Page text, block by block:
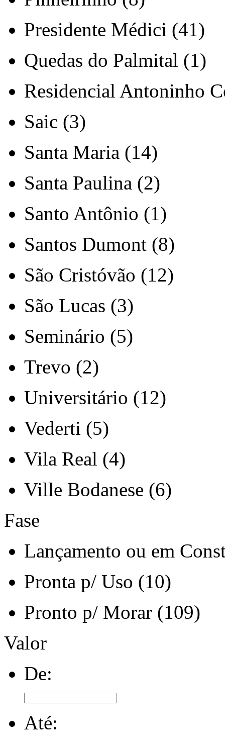
Presidente Médici (41)
Quedas do Palmital (1)
Residencial Antoninho
Saic (3)
Santa Maria (14)
Santa Paulina (2)
Santo Antônio (1)
Santos Dumont (8)
São Cristóvão (12)
São Lucas (3)
Seminário (5)
Trevo (2)
Universitário (12)
Vederti (5)
Vila Real (4)
Ville Bodanese (6)
Fase
Lançamento ou em
Pronta p/ Uso (10)
Pronto p/ Morar (109)
Valor
De:
Até: